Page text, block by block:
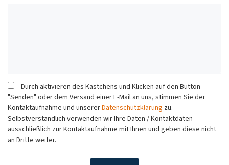
Durch aktivieren des Kästchens und Klicken auf den Button
"Senden" oder dem Versand einer E-Mail an uns, stimmen Sie der
Kontaktaufnahme und unsererDatenschutzklärung zu.
Selbstverständlich verwenden wir Ihre Daten / Kontaktdaten
ausschließlich zur Kontaktaufnahme mit Ihnen und geben diese nicht
an Dritte weiter.